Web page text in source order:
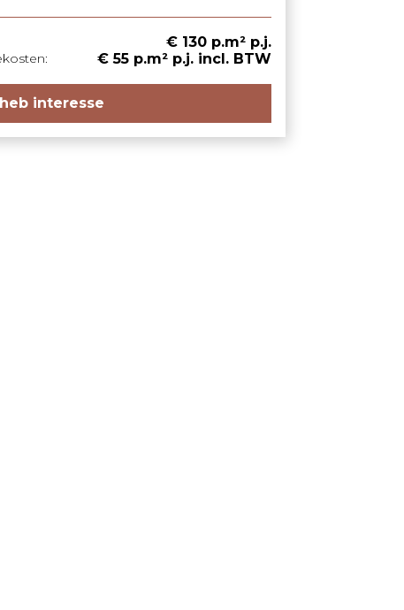
€ 130 p.m² p.j.
€ 55 p.m² p.j. incl. BTW
heb interesse